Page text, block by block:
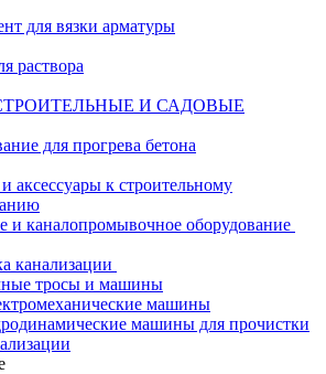
для вязки арматуры
раствора
И САДОВЫЕ
для прогрева бетона
аксессуары к строительному
и каналопромывочное оборудование
канализации
тросы и машины
машины
машины для прочистки